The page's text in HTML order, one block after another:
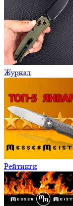
Журнал
Рейтинги